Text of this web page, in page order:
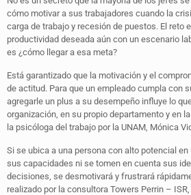
cómo motivar a sus trabajadores cuando la
carga de trabajo y recesión de puestos. El reto
productividad deseada aún con un escenario
es ¿cómo llegar a esa meta?
Está garantizado que la motivación y el
de actitud. Para que un empleado cumpla con
agregarle un plus a su desempeño influye lo
organización, en su propio departamento y en
la psicóloga del trabajo por la UNAM, Mónica
Si se ubica a una persona con alto potencial en
sus capacidades ni se tomen en cuenta sus
decisiones, se desmotivará y frustrará
realizado por la consultora Towers Perrin –